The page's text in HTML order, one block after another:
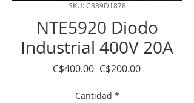
SKU: C889D1878
NTE5920 Diodo
Industrial 400V 20A
C$400.00 Precio
C$200.00Precio
Cantidad *